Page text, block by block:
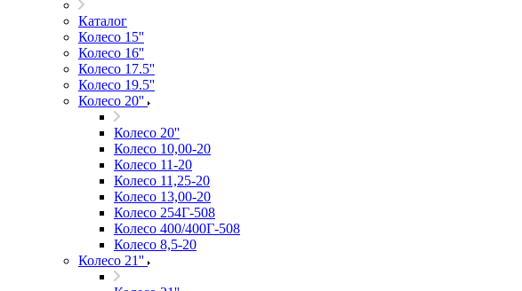
Каталог
Колесо 15''
Колесо 16''
Колесо 17.5''
Колесо 19.5''
Колесо 20''
Колесо 20''
Колесо 10,00-20
Колесо 11-20
Колесо 11,25-20
Колесо 13,00-20
Колесо 254Г-508
Колесо 400/400Г-508
Колесо 8,5-20
Колесо 21''